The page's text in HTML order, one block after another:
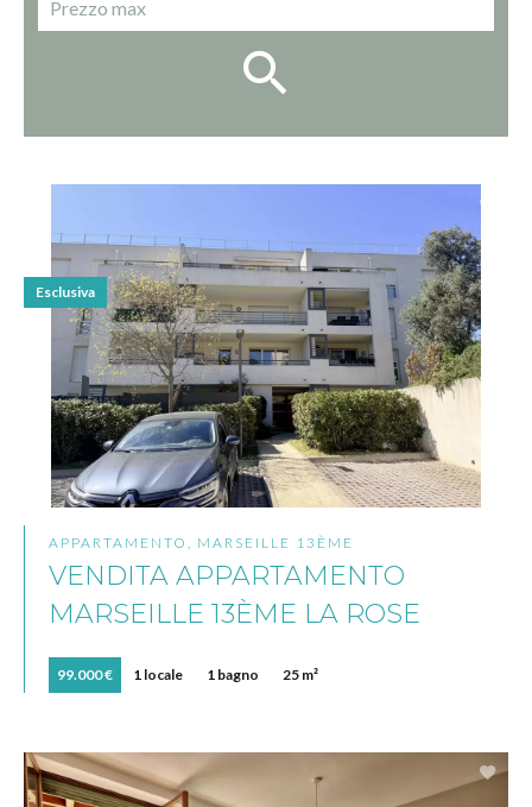
APPARTAMENTO, MARSEILLE 13ÈME
VENDITA APPARTAMENTO
MARSEILLE 13ÈME LA ROSE
99.000 € 1 locale 1 bagno 25 m²
Esclusiva